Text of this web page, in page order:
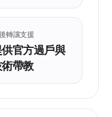
轉讓支援
官方過戶與
帶教